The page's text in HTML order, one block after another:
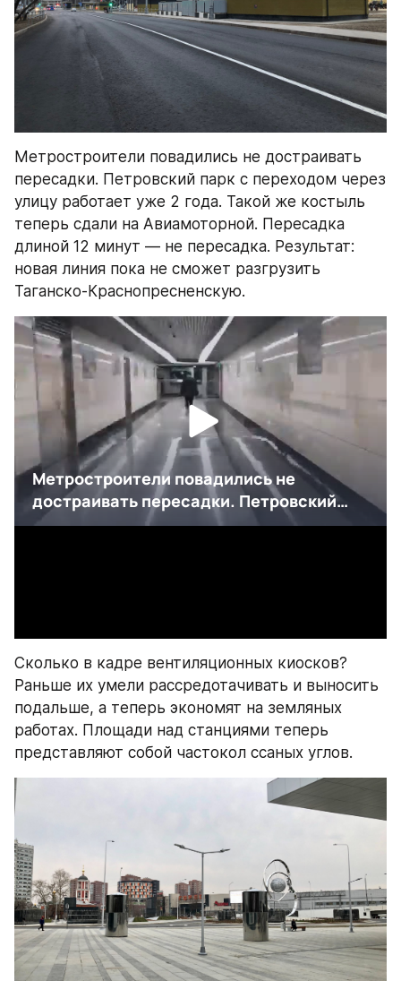
Метростроители повадились не достраивать
пересадки. Петровский парк с переходом через
улицу работает уже 2 года. Такой же костыль
теперь сдали на Авиамоторной. Пересадка
длиной 12 минут — не пересадка. Результат:
новая линия пока не сможет разгрузить
Таганско-Краснопресненскую.
Сколько в кадре вентиляционных киосков?
Раньше их умели рассредотачивать и выносить
подальше, а теперь экономят на земляных
работах. Площади над станциями теперь
представляют собой частокол ссаных углов.